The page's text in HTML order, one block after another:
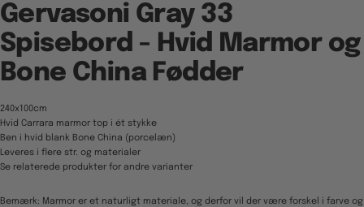
Gervasoni Gray 33
Spisebord - Hvid Marmor og
Bone China Fødder
240x100cm
Hvid Carrara marmor top i ét stykke
Ben i hvid blank Bone China (porcelæn)
Leveres i flere str. og materialer
Se relaterede produkter for andre varianter
Bemærk: Marmor er et naturligt materiale, og derfor vil der være forskel i farve og